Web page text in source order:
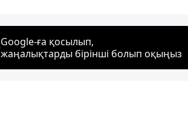
Google-ға қосылып,
жаңалықтарды бірінші болып оқыңыз